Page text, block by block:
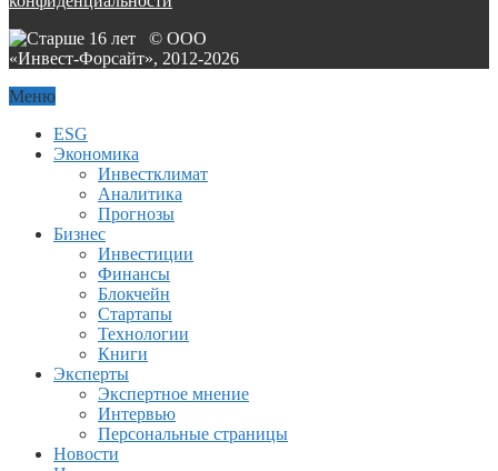
© ООО
«Инвест-Форсайт», 2012-2026
Меню
ESG
Экономика
Инвестклимат
Аналитика
Прогнозы
Бизнес
Инвестиции
Финансы
Блокчейн
Стартапы
Технологии
Книги
Эксперты
Экспертное мнение
Интервью
Персональные страницы
Новости